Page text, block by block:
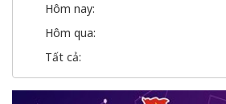
Hôm nay:
Hôm qua:
Tất cả: